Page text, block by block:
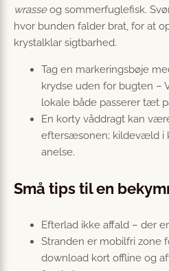
wrasseog sommerfuglefisk.
hvor bunden falder brat, for at
krystalklar sigtbarhed.
Tag en markeringsbøje
krydse uden for bugten –
lokale både passerer tæt
En korty våddragt kan
eftersæsonen; kildevæld i
anelse.
Små tips til en
Efterlad ikke affald – der
Stranden er mobilfri zone
download kort offline og